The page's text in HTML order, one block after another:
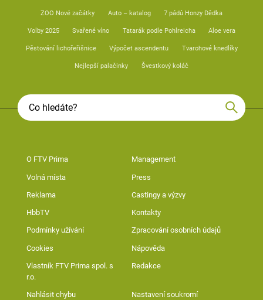
ZOO Nové začátky Auto – katalog 7 pádů Honzy Dědka
Volby 2025 Svařené víno Tatarák podle Pohlreicha Aloe vera
Pěstování lichořeřišnice Výpočet ascendentu Tvarohové knedlíky
Nejlepší palačinky Švestkový koláč
O FTV Prima Management
Volná místa Press
Reklama Castingy a výzvy
HbbTV Kontakty
Podmínky užívání Zpracování osobních údajů
Cookies Nápověda
Vlastník FTV Prima spol. s
r.o.
Redakce
Nahlásit chybu Nastavení soukromí